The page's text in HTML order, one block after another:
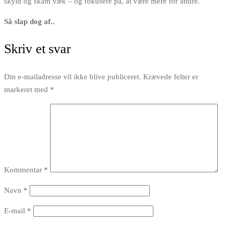
Så slap dog af..
Skriv et svar
Din e-mailadresse vil ikke blive publiceret. Krævede felter er
markeret med *
Kommentar *
Navn *
E-mail *